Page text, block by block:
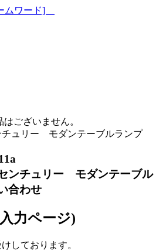
ございません。
ンチュリー モダンテーブル
合わせ
力ページ)
しております。